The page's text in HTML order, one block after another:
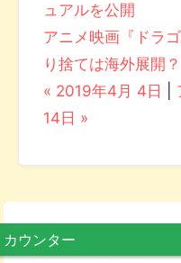
ュアルを公開
アニメ映画『ドラ
り捨ては海外展開？
« 2019年4月 4日
14日 »
カウンター